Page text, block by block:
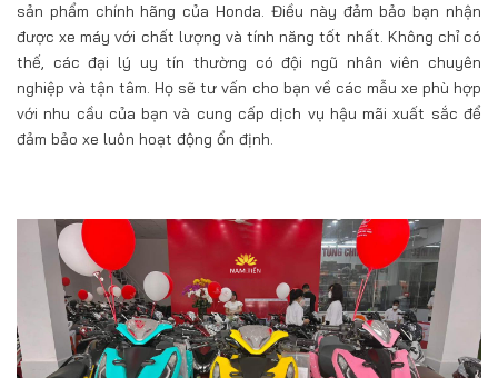
sản phẩm chính hãng của Honda. Điều này đảm bảo bạn nhận
được xe máy với chất lượng và tính năng tốt nhất. Không chỉ có
thế, các đại lý uy tín thường có đội ngũ nhân viên chuyên
nghiệp và tận tâm. Họ sẽ tư vấn cho bạn về các mẫu xe phù hợp
với nhu cầu của bạn và cung cấp dịch vụ hậu mãi xuất sắc để
đảm bảo xe luôn hoạt động ổn định.